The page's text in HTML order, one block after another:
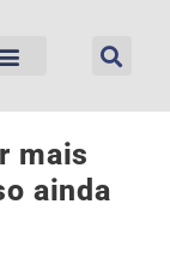
mais
ainda